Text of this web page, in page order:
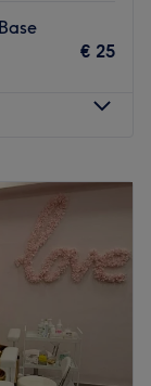
€ 25
20:00
– 20:00
10:00 –20:00
10:00 –20:00
Κλειστό
και